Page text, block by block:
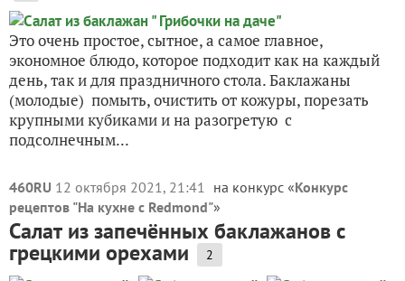
Это очень простое, сытное, а самое главное,
экономное блюдо, которое подходит как на каждый
день, так и для праздничного стола. Баклажаны
(молодые) помыть, очистить от кожуры, порезать
крупными кубиками и на разогретую с
подсолнечным...
460RU 12 октября 2021, 21:41 на конкурс «Конкурс
рецептов "На кухне с Redmond"»
Салат из запечённых баклажанов с
грецкими орехами 2